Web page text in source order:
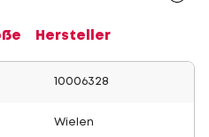
Hersteller
10006328
Wielen